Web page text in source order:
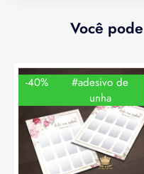
Você
-40%
#adesivo de
unha